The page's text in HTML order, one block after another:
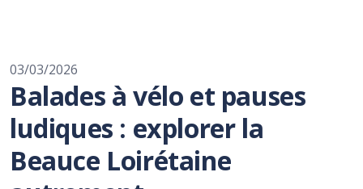
03/03/2026
Balades à vélo et pauses
ludiques : explorer la
Beauce Loirétaine